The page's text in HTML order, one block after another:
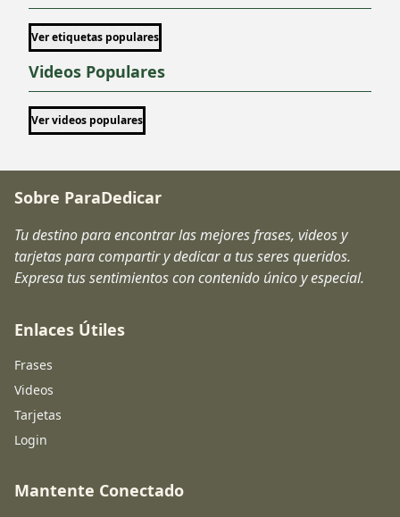
Ver etiquetas populares
Videos Populares
Ver videos populares
Sobre ParaDedicar
Tu destino para encontrar las mejores frases, videos y
tarjetas para compartir y dedicar a tus seres queridos.
Expresa tus sentimientos con contenido único y especial.
Enlaces Útiles
Frases
Videos
Tarjetas
Login
Mantente Conectado